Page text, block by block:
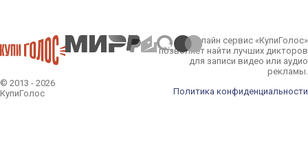
© 2013 - 2026
КупиГолос
Онлайн сервис «КупиГолос»
позволяет найти лучших дикторов
для записи видео или аудио
рекламы.
Политика конфиденциальности